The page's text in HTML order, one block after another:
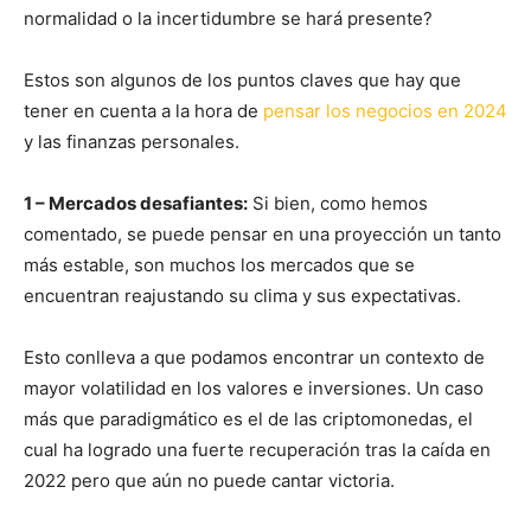
normalidad o la incertidumbre se hará presente?
Estos son algunos de los puntos claves que hay que
tener en cuenta a la hora de pensar los negocios en 2024
y las finanzas personales.
1 – Mercados desafiantes: Si bien, como hemos
comentado, se puede pensar en una proyección un tanto
más estable, son muchos los mercados que se
encuentran reajustando su clima y sus expectativas.
Esto conlleva a que podamos encontrar un contexto de
mayor volatilidad en los valores e inversiones. Un caso
más que paradigmático es el de las criptomonedas, el
cual ha logrado una fuerte recuperación tras la caída en
2022 pero que aún no puede cantar victoria.